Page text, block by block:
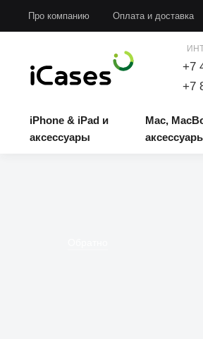
Про компанию Оплата и доставка
+7
+7
iPhone & iPad и
аксессуары
Mac,